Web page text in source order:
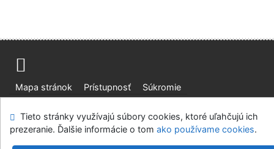
Mapa stránok Prístupnosť
Súkromie
Slovenská lesnícka a drevárska knižnica pri Technickej
univerzite vo Zvolene
Tieto stránky využívajú súbory cookies, ktoré uľahčujú ich
prezeranie. Ďalšie informácie o tom ako používame cookies.